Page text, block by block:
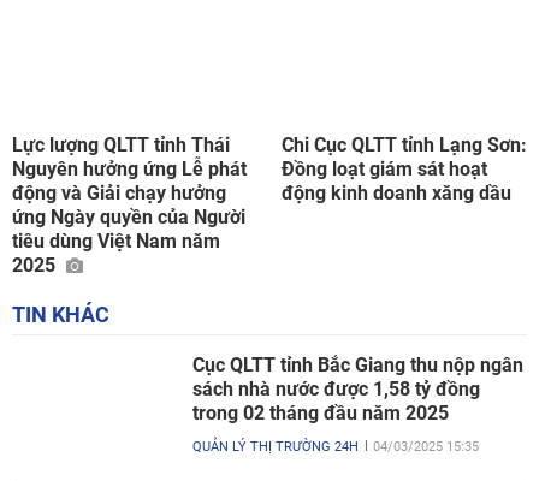
Lực lượng QLTT tỉnh Thái
Nguyên hưởng ứng Lễ phát
động và Giải chạy hưởng
ứng Ngày quyền của Người
tiêu dùng Việt Nam năm
2025
Chi Cục QLTT tỉnh Lạng Sơn:
Đồng loạt giám sát hoạt
động kinh doanh xăng dầu
TIN KHÁC
Cục QLTT tỉnh Bắc Giang thu nộp ngân
sách nhà nước được 1,58 tỷ đồng
trong 02 tháng đầu năm 2025
QUẢN LÝ THỊ TRƯỜNG 24H 04/03/2025 15:35